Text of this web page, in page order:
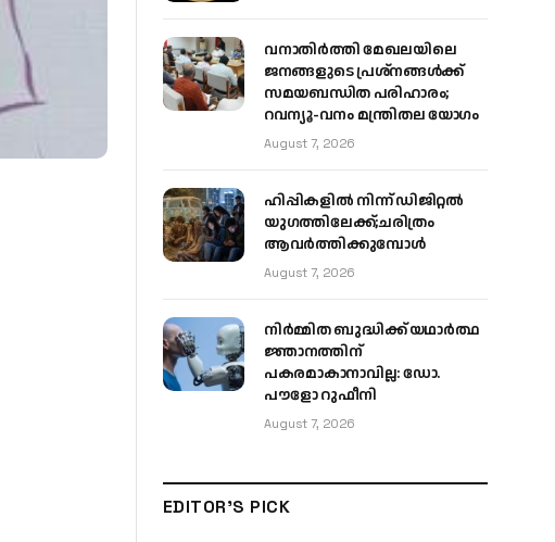
വനാതിർത്തി മേഖലയിലെ
ജനങ്ങളുടെ പ്രശ്നങ്ങൾക്ക്
സമയബന്ധിത പരിഹാരം;
റവന്യൂ-വനം മന്ത്രിതല യോഗം
August 7, 2026
ഹിപ്പികളില്‍ നിന്ന് ഡിജിറ്റല്‍
യുഗത്തിലേക്ക്;ചരിത്രം
ആവര്‍ത്തിക്കുമ്പോള്‍
August 7, 2026
നിർമ്മിത ബുദ്ധിക്ക് യഥാർത്ഥ
ജ്ഞാനത്തിന്
പകരമാകാനാവില്ല: ഡോ.
പൗളോ റുഫീനി
August 7, 2026
EDITOR'S PICK